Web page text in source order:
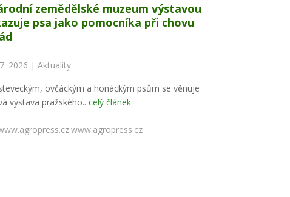
zemědělské muzeum výstavou
psa jako pomocníka při chovu
2026 | Aktuality
ovčáckým a honáckým psům se věnuje
výstava pražského.. celý článek
www.agropress.cz